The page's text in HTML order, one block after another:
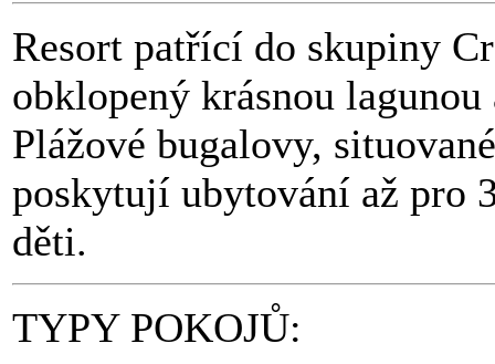
Resort patřící do skupiny
obklopený krásnou
Plážové bugalovy,
poskytují ubytování až pro
děti.
TYPY POKOJŮ: